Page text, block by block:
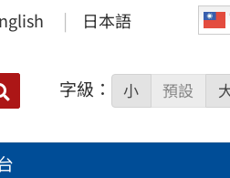
日本語
搜
尋：
字級： 小 預設